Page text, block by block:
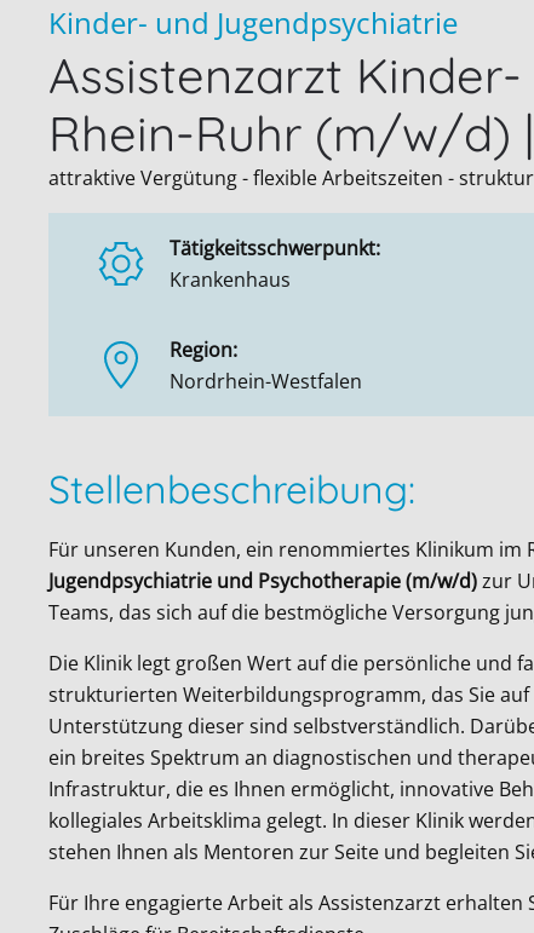
Kinder- und Jugendpsychiatrie
Assistenzarzt
Rhein-Ruhr (m/w/d)
attraktive Vergütung - flexible Arbeitszeiten -
Tätigkeitsschwerpunkt:
Krankenhaus
Region:
Nordrhein-Westfalen
Stellenbeschreibung:
Für unseren Kunden, ein renommiertes Klinikum
Jugendpsychiatrie und Psychotherapie (m/w/d)zur
Teams, das sich auf die bestmögliche Versorgung
Die Klinik legt großen Wert auf die persönliche und
strukturierten Weiterbildungsprogramm, das Sie
Unterstützung dieser sind selbstverständlich.
ein breites Spektrum an diagnostischen und
Infrastruktur, die es Ihnen ermöglicht, innovative
kollegiales Arbeitsklima gelegt. In dieser Klinik
stehen Ihnen als Mentoren zur Seite und begleiten
Für Ihre engagierte Arbeit als Assistenzarzt